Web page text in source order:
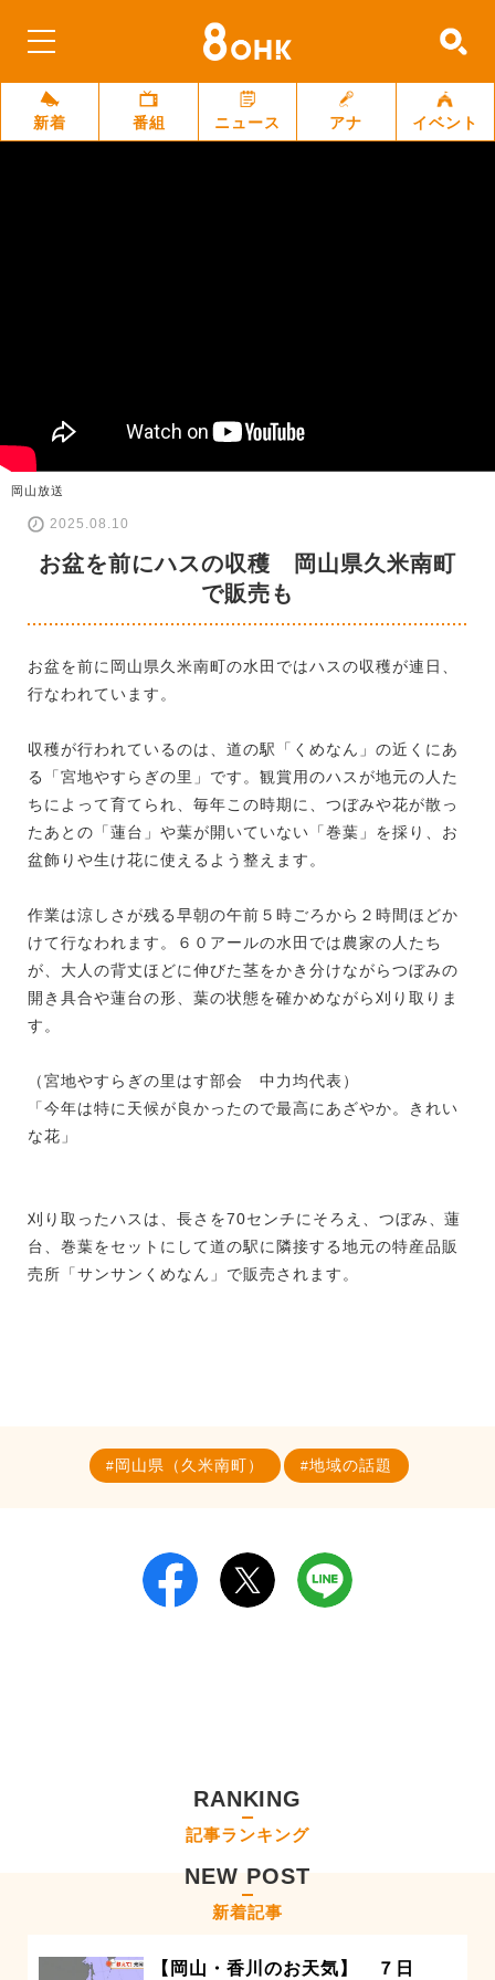
新着 番組 ニュース アナ イベント
岡山放送
2025.08.10
お盆を前にハスの収穫 岡山県久米南町
で販売も
お盆を前に岡山県久米南町の水田ではハスの収穫が連日、
行なわれています。
収穫が行われているのは、道の駅「くめなん」の近くにあ
る「宮地やすらぎの里」です。観賞用のハスが地元の人た
ちによって育てられ、毎年この時期に、つぼみや花が散っ
たあとの「蓮台」や葉が開いていない「巻葉」を採り、お
盆飾りや生け花に使えるよう整えます。
作業は涼しさが残る早朝の午前５時ごろから２時間ほどか
けて行なわれます。６０アールの水田では農家の人たち
が、大人の背丈ほどに伸びた茎をかき分けながらつぼみの
開き具合や蓮台の形、葉の状態を確かめながら刈り取りま
す。
（宮地やすらぎの里はす部会 中力均代表）
「今年は特に天候が良かったので最高にあざやか。きれい
な花」
刈り取ったハスは、長さを70センチにそろえ、つぼみ、蓮
台、巻葉をセットにして道の駅に隣接する地元の特産品販
売所「サンサンくめなん」で販売されます。
岡山県（久米南町） 地域の話題
RANKING
記事ランキング
NEW POST
新着記事
【岡山・香川のお天気】 ７日